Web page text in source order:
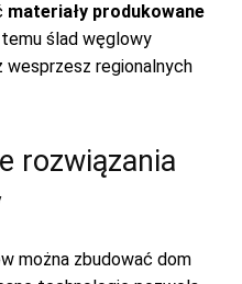
materiały produkowane
ślad węglowy
wesprzesz regionalnych
rozwiązania
można zbudować dom